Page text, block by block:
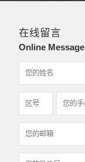
在线留言
Online Message